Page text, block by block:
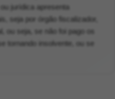
jurídica apresenta
seja por órgão fiscalizador,
ou seja, se não foi pago os
tornando insolvente, ou se